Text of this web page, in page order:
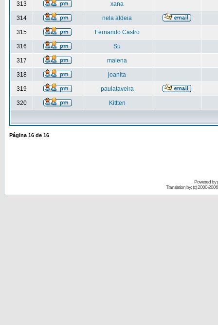
313 xana
314 nela aldeia
315 Fernando Castro
316 Su
317 malena
318 joanita
319 paulataveira
320 Kittten
Página 16 de 16
Powered by
Translation by: (c) 2000-